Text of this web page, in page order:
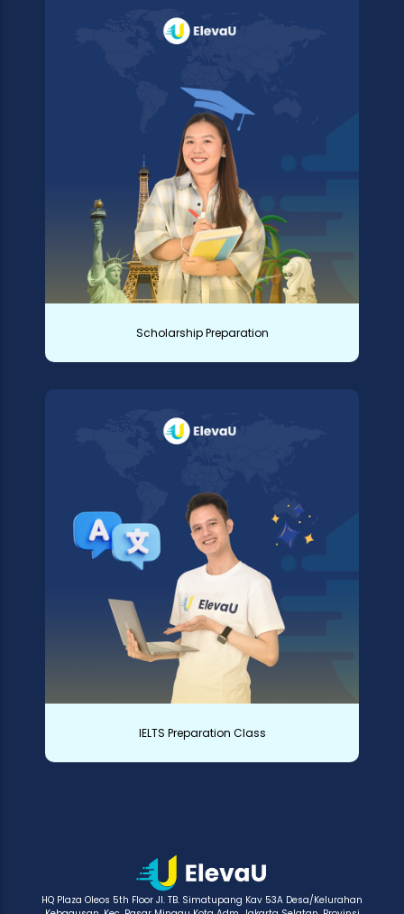
Scholarship Preparation
IELTS Preparation Class
HQ Plaza Oleos 5th Floor Jl. TB. Simatupang Kav 53A Desa/Kelurahan